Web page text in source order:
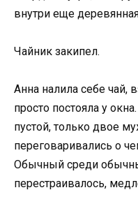
внутри еще
Чайник закипел.
Анна налила себе чай,
просто постояла у
пустой, только двое
переговаривались о
Обычный среди
перестраивалось,